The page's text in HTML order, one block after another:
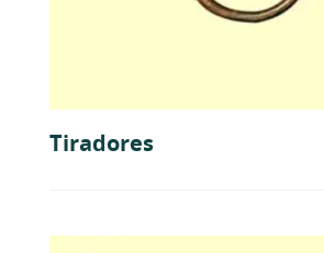
Tiradores